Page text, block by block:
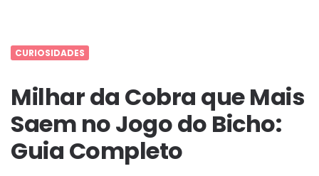
CURIOSIDADES
Milhar da Cobra que Mais
Saem no Jogo do Bicho:
Guia Completo